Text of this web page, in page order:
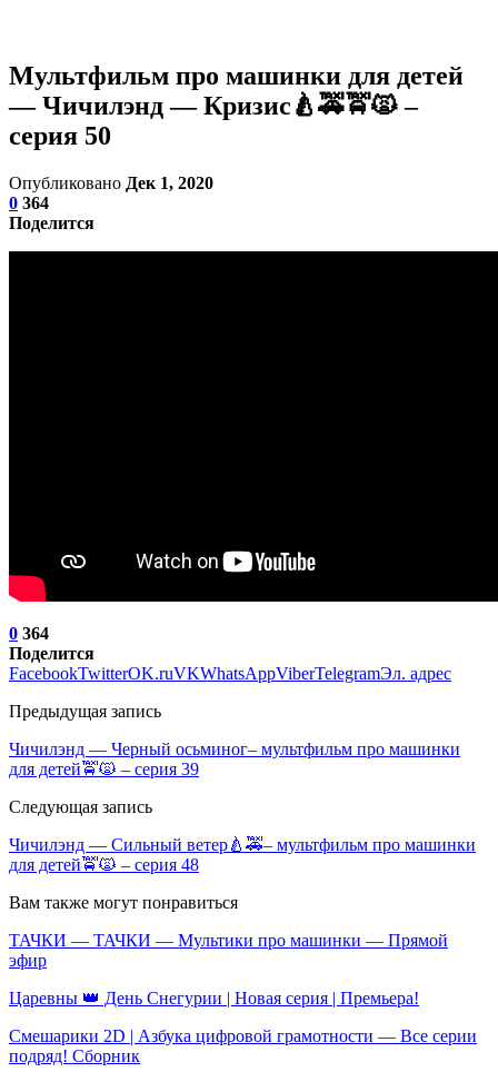
Мультфильм про машинки для детей
— Чичилэнд — Кризис🍐🚕🚖🙀 –
серия 50
Опубликовано Дек 1, 2020
0 364
Поделится
0 364
Поделится
FacebookTwitterOK.ruVKWhatsAppViberTelegramЭл. адрес
Предыдущая запись
Чичилэнд — Черный осьминог– мультфильм про машинки
для детей🚖🙀 – серия 39
Следующая запись
Чичилэнд — Сильный ветер🍐🚕– мультфильм про машинки
для детей🚖🙀 – серия 48
Вам также могут понравиться
ТАЧКИ — ТАЧКИ — Мультики про машинки — Прямой
эфир
Царевны 👑 День Снегурии | Новая серия | Премьера!
Смешарики 2D | Азбука цифровой грамотности — Все серии
подряд! Сборник